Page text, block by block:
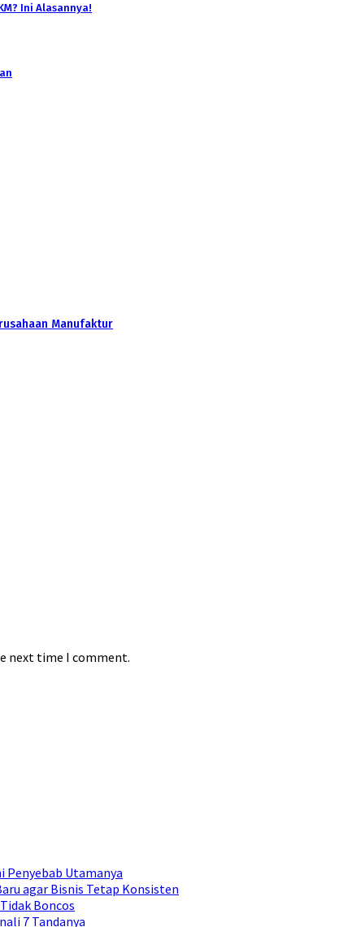
Ini Alasannya!
Manufaktur
next time I comment.
Penyebab Utamanya
agar Bisnis Tetap Konsisten
Boncos
7 Tandanya